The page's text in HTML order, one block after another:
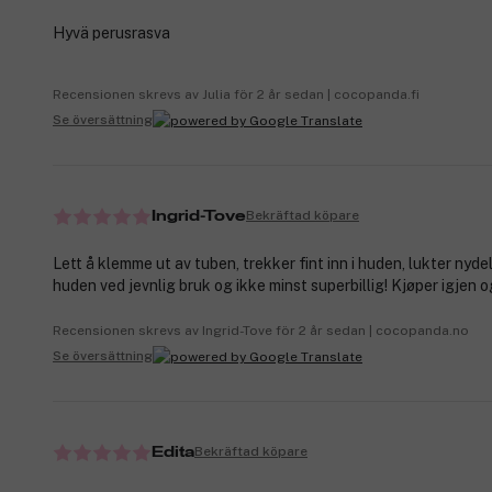
Hyvä perusrasva
Recensionen skrevs av Julia för 2 år sedan | cocopanda.fi
Se översättning
Ingrid-ToveBekräftad köpare
Lett å klemme ut av tuben, trekker fint inn i huden, lukter
huden ved jevnlig bruk og ikke minst superbillig! Kjøper igjen
Recensionen skrevs av Ingrid-Tove för 2 år sedan | cocopanda.no
Se översättning
EditaBekräftad köpare